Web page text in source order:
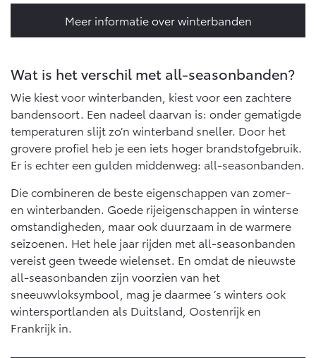
Vanaf € 76.695,- Vanaf € 27.945,-
Proace (excl. BTW)
OOK ALS BATTERIJ-
ELEKTRISCH
Vanaf € 37.500,-
Proace Verso
BATTERIJ-ELEKTRISCH
Vanaf € 55.950,-
Proace Max (excl. BTW)
OOK ALS BATTERIJ-
ELEKTRISCH
Hilux (excl. BTW)
OOK ALS BATTERIJ-
ELEKTRISCH
Meer informatie over winterbanden
Wat is het verschil met all-seasonbanden?
Wie kiest voor winterbanden, kiest voor een zachtere
bandensoort. Een nadeel daarvan is: onder gematigde
temperaturen slijt zo’n winterband sneller. Door het
grovere profiel heb je een iets hoger brandstofgebruik.
Er is echter een gulden middenweg: all-seasonbanden.
Die combineren de beste eigenschappen van zomer-
en winterbanden. Goede rijeigenschappen in winterse
omstandigheden, maar ook duurzaam in de warmere
seizoenen. Het hele jaar rijden met all-seasonbanden
vereist geen tweede wielenset. En omdat de nieuwste
all-seasonbanden zijn voorzien van het
sneeuwvloksymbool, mag je daarmee ’s winters ook
wintersportlanden als Duitsland, Oostenrijk en
Frankrijk in.